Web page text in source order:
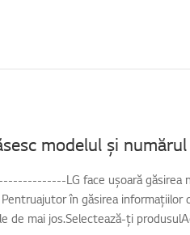
modelul și
LG face ușoară găsirea
în găsirea informațiilor
de mai jos.Selectează-ți